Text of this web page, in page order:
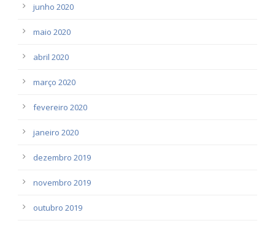
junho 2020
maio 2020
abril 2020
março 2020
fevereiro 2020
janeiro 2020
dezembro 2019
novembro 2019
outubro 2019